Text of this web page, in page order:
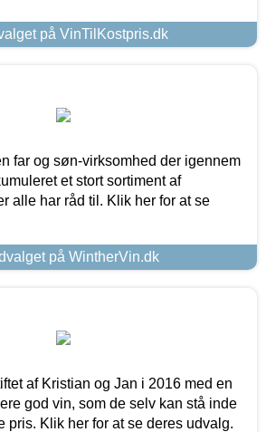
på VinTilKostpris.dk
far og søn-virksomhed der igennem
et stort sortiment af
alle har råd til. Klik her for at se
på WintherVin.dk
af Kristian og Jan i 2016 med en
god vin, som de selv kan stå inde
pris. Klik her for at se deres udvalg.